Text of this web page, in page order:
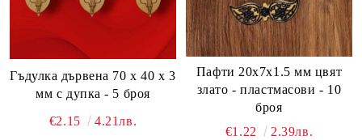
Гъдулка дървена 70 x 40 x 3
мм с дупка - 5 броя
€2.15 4.21лв.
Пафти 20x7x1.5 мм цвят
злато - пластмасови - 10
броя
€1.22
2.39лв.